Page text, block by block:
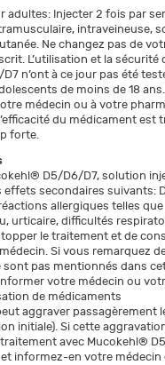
adultes: Injecter 2 fois par
intraveineuse,
Ne changez pas de
L’utilisation et la sécurité
n’ont à ce jour pas été
de moins de 18 ans.
médecin ou à votre
du médicament est
forte.
D5/D6/D7, solution
secondaires suivants:
allergiques telles que
urticaire, difficultés
le traitement et de
Si vous remarquez
sont pas mentionnés dans
votre médecin ou
de médicaments
aggraver passagèrement
initiale). Si cette
avec Mucokehl®
informez-en votre médecin